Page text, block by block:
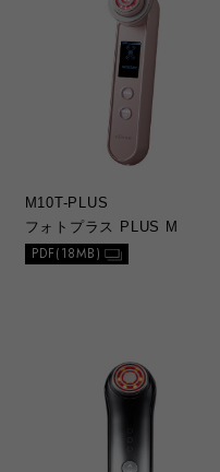
M10T-PLUS
フォトプラス PLUS M
PDF(18MB)